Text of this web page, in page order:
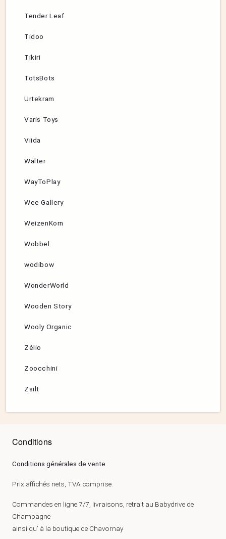
Tender Leaf
Tidoo
Tikiri
TotsBots
Urtekram
Varis Toys
Viida
Walter
WayToPlay
Wee Gallery
WeizenKorn
Wobbel
wodibow
WonderWorld
Wooden Story
Wooly Organic
Zélio
Zoocchini
Zsilt
Conditions
Conditions générales de vente
Prix affichés nets, TVA comprise.
Commandes en ligne 7/7, livraisons, retrait au Babydrive de
Champagne
ainsi qu’ à la boutique de Chavornay